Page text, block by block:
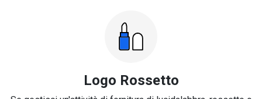
Logo Rossetto